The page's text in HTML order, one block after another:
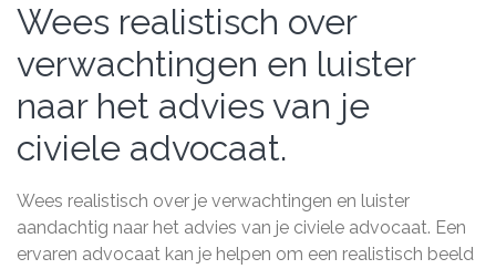
Wees realistisch over
verwachtingen en luister
naar het advies van je
civiele advocaat.
Wees realistisch over je verwachtingen en luister
aandachtig naar het advies van je civiele advocaat. Een
ervaren advocaat kan je helpen om een realistisch beeld